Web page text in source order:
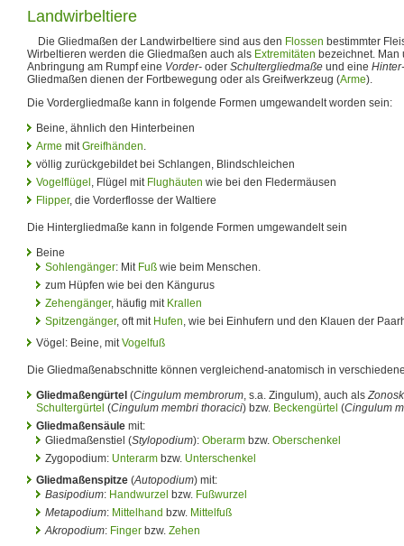
Landwirbeltiere
Die Gliedmaßen der Landwirbeltiere sind aus den Flossen bestimmter
Wirbeltieren werden die Gliedmaßen auch als Extremitäten bezeichnet. Man
Anbringung am Rumpf eine Vorder- oder Schultergliedmaße und eine Hinter-
Gliedmaßen dienen der Fortbewegung oder als Greifwerkzeug (Arme).
Die Vordergliedmaße kann in folgende Formen umgewandelt worden sein:
Beine, ähnlich den Hinterbeinen
Arme mitGreifhänden.
völlig zurückgebildet bei Schlangen, Blindschleichen
Vogelflügel , Flügel mit Flughäuten wie bei den Fledermäusen
Flipper, die Vorderflosse der Waltiere
Die Hintergliedmaße kann in folgende Formen umgewandelt sein
Beine
Sohlengänger: Mit Fuß wie beim Menschen.
zum Hüpfen wie bei den Kängurus
Zehengänger, häufig mit Krallen
Spitzengänger, oft mit Hufen, wie bei Einhufern und den Klauen der
Vögel: Beine, mitVogelfuß
Die Gliedmaßenabschnitte können vergleichend-anatomisch in
Gliedmaßengürtel (Cingulum membrorum, s.a. Zingulum), auch als
Schultergürtel (Cingulum membri thoracici) bzw. Beckengürtel (Cingulum
Gliedmaßensäule mit:
Gliedmaßenstiel (Stylopodium): Oberarm bzw. Oberschenkel
Zygopodium: Unterarm bzw. Unterschenkel
Gliedmaßenspitze (Autopodium) mit:
Basipodium: Handwurzel bzw. Fußwurzel
Metapodium: Mittelhand bzw. Mittelfuß
Akropodium: Finger bzw. Zehen